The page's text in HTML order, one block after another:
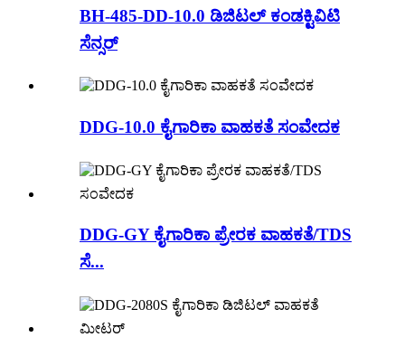
BH-485-DD-10.0 ಡಿಜಿಟಲ್ ಕಂಡಕ್ಟಿವಿಟಿ
ಸೆನ್ಸರ್
DDG-10.0 ಕೈಗಾರಿಕಾ ವಾಹಕತೆ ಸಂವೇದಕ
DDG-GY ಕೈಗಾರಿಕಾ ಪ್ರೇರಕ ವಾಹಕತೆ/TDS
ಸೆ...